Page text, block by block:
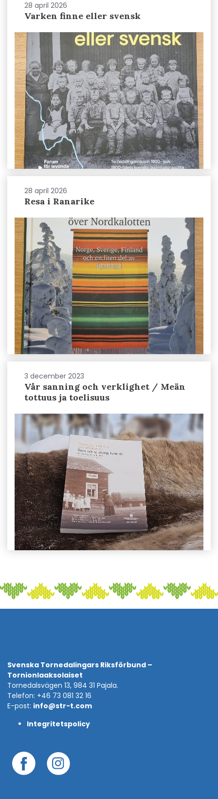
28 april 2026
Varken finne eller svensk
28 april 2026
Resa i Ranarike
3 december 2023
Vår sanning och verklighet / Meän
tottuus ja toelisuus
Svenska Tornedalingars Riksförbund –
Tornionlaaksolaiset
Tornedalsvägen 13, 984 31 Pajala.
Telefon: +46 73 081 32 16
E-post: info@str-t.com
Integritetspolicy